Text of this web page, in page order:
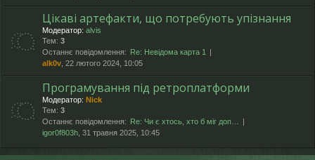
Цікаві артефакти, що потребують упізнання
Модератор: alvis
Тем: 3
Останнє повідомлення:
Re: Невідома карта 1
alk0v , 22 лютого 2024, 10:05
Програмування під ретроплатформи
Модератор: Nick
Тем: 3
Останнє повідомлення:
Re: Чи є хтось, хто б міг доп…
igor0f803h , 31 травня 2025, 10:45